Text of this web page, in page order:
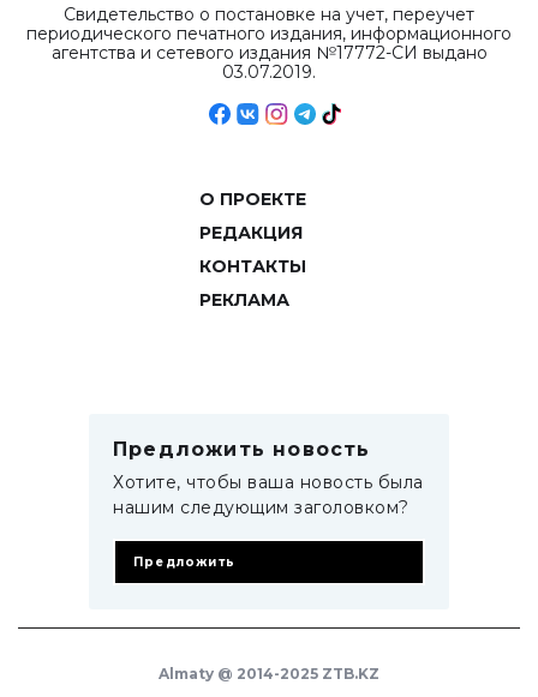
Свидетельство о постановке на учет, переучет
периодического печатного издания, информационного
агентства и сетевого издания №17772-СИ выдано
03.07.2019.
О ПРОЕКТЕ
РЕДАКЦИЯ
КОНТАКТЫ
РЕКЛАМА
Предложить новость
Хотите, чтобы ваша новость была
нашим следующим заголовком?
Предложить
Almaty @ 2014-2025 ZTB.KZ